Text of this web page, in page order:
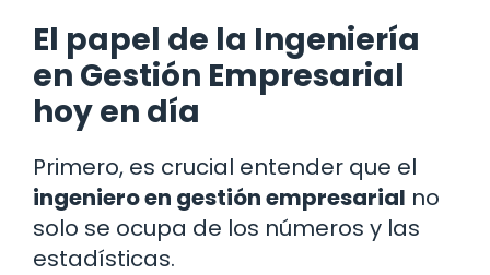
El papel de la Ingeniería
en Gestión Empresarial
hoy en día
Primero, es crucial entender que el
ingeniero en gestión empresarial no
solo se ocupa de los números y las
estadísticas.